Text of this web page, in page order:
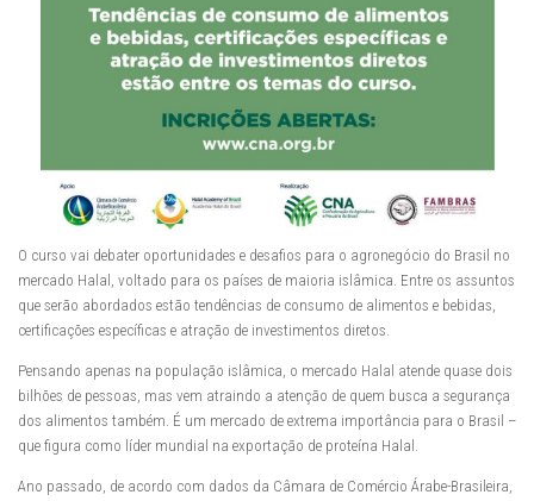
O curso vai debater oportunidades e desafios para o agronegócio do Brasil no
mercado Halal, voltado para os países de maioria islâmica. Entre os assuntos
que serão abordados estão tendências de consumo de alimentos e bebidas,
certificações específicas e atração de investimentos diretos.
Pensando apenas na população islâmica, o mercado Halal atende quase dois
bilhões de pessoas, mas vem atraindo a atenção de quem busca a segurança
dos alimentos também. É um mercado de extrema importância para o Brasil –
que figura como líder mundial na exportação de proteína Halal.
Ano passado, de acordo com dados da Câmara de Comércio Árabe-Brasileira,